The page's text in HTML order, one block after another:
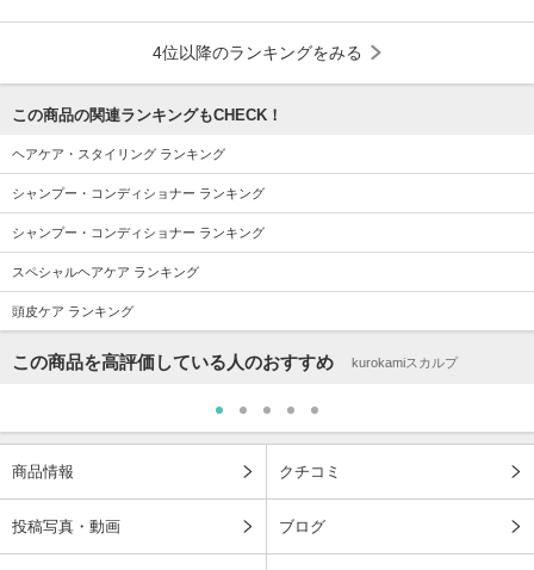
4位以降のランキングをみる
この商品の関連ランキングもCHECK！
ヘアケア・スタイリング ランキング
シャンプー・コンディショナー ランキング
シャンプー・コンディショナー ランキング
スペシャルヘアケア ランキング
頭皮ケア ランキング
この商品を高評価している人のおすすめ kurokamiスカルプ
商品情報 クチコミ
投稿写真・動画 ブログ